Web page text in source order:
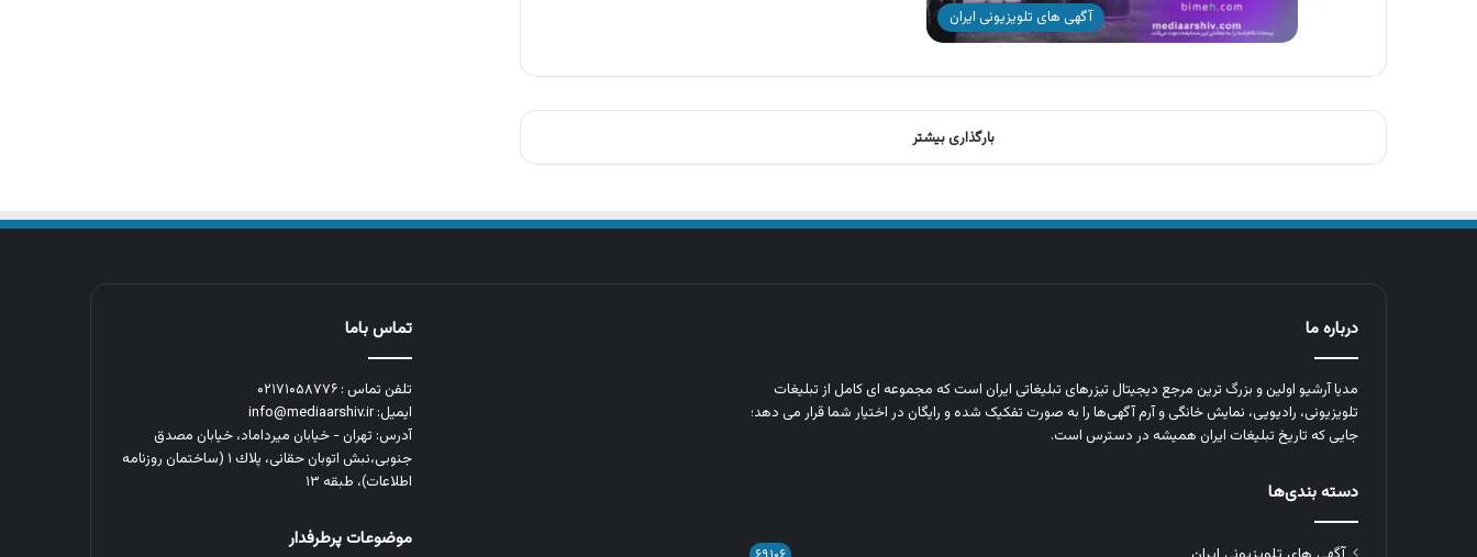
آگهی های تلویزیونی ایران
بارگذاری بیشتر
درباره ما
مدیا آرشیو اولین و بزرگ‌ ترین مرجع دیجیتال تیزرهای تبلیغاتی ایران است که مجموعه‌ ای کامل از تبلیغات
تلویزیونی، رادیویی، نمایش خانگی و آرم‌ آگهی‌ها را به‌ صورت تفکیک‌ شده و رایگان در اختیار شما قرار می‌ دهد؛
جایی که تاریخ تبلیغات ایران همیشه در دسترس است.
دسته بندی‌ها
تماس باما
تلفن تماس : ۰۲۱۷۱۰۵۸۷۷۶
ایمیل: info@mediaarshiv.ir
آدرس: تهران - خیابان میرداماد، خیابان مصدق
جنوبی،نبش اتوبان حقانی، پلاك ١ (ساختمان روزنامه
اطلاعات)، طبقه ۱۳
موضوعات پرطرفدار